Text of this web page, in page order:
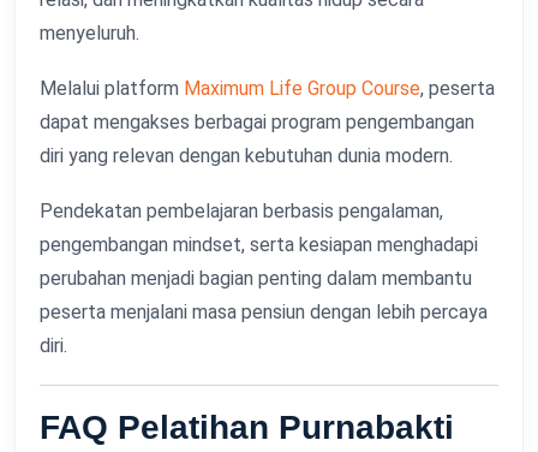
menyeluruh.
Melalui platform Maximum Life Group Course, peserta
dapat mengakses berbagai program pengembangan
diri yang relevan dengan kebutuhan dunia modern.
Pendekatan pembelajaran berbasis pengalaman,
pengembangan mindset, serta kesiapan menghadapi
perubahan menjadi bagian penting dalam membantu
peserta menjalani masa pensiun dengan lebih percaya
diri.
FAQ Pelatihan Purnabakti